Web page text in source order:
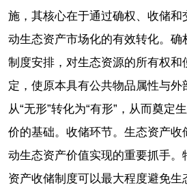
施，其核心在于通过确权、收储和
动生态资产市场化的有效转化。确
制度安排，对生态资源的所有权和
定，使原本具有公共物品属性与外
从“无形”转化为“有形”，从而奠定
价的基础。收储环节。生态资产收
动生态资产价值实现的重要抓手。
资产收储制度可以最大程度避免生